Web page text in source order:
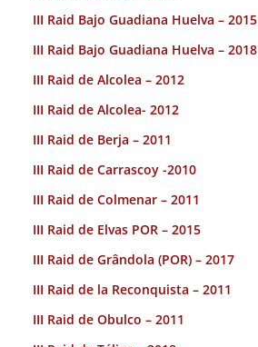
III Raid Bajo Guadiana Huelva – 2015
III Raid Bajo Guadiana Huelva – 2018
III Raid de Alcolea – 2012
III Raid de Alcolea- 2012
III Raid de Berja – 2011
III Raid de Carrascoy -2010
III Raid de Colmenar – 2011
III Raid de Elvas POR – 2015
III Raid de Grândola (POR) – 2017
III Raid de la Reconquista – 2011
III Raid de Obulco – 2011